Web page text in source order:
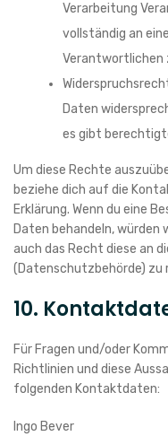
Verarbeitung
vollständig an
Verantwortlichen
Daten
es gibt
Um diese Rechte
beziehe dich auf die
Erklärung. Wenn du eine
Daten behandeln, würden
auch das Recht diese an
(Datenschutzbehörde) zu
10.
Für Fragen und/oder
Richtlinien und diese
folgenden Kontaktdaten:
Ingo Bever